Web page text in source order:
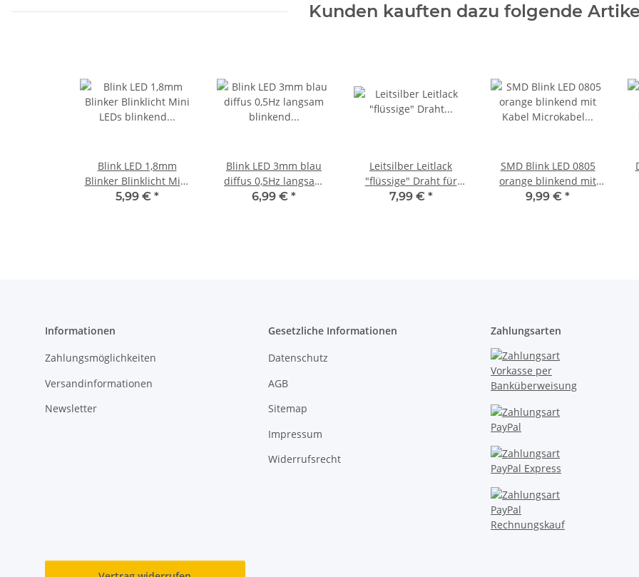
Kunden kauften dazu folgende
Blink LED 1,8mm
Blinker Blinklicht Mini
LEDs blinkend 1,5Hz
5,99 € *
Blink LED 3mm blau
diffus 0,5Hz langsam
blinkend Blinklicht
6,99 € *
Leitsilber Leitlack
"flüssige" Draht für
Platinen Reparatur,
7,99 € *
SMD Blink LED 0805
orange blinkend mit
Kabel Microkabel LEDs
9,99 € *
Informationen
Zahlungsmöglichkeiten
Versandinformationen
Newsletter
Gesetzliche Informationen
Datenschutz
AGB
Sitemap
Impressum
Widerrufsrecht
Zahlungsarten